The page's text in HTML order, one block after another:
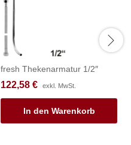
fresh Thekenarmatur 1/2″
122,58 € exkl. MwSt.
In den Warenkorb